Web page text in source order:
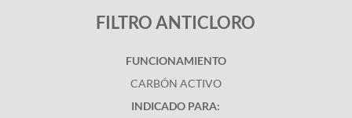
FILTRO ANTICLORO
FUNCIONAMIENTO
CARBÓN ACTIVO
INDICADO PARA: